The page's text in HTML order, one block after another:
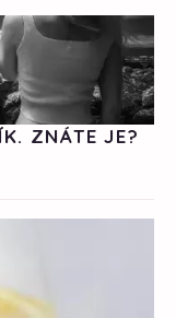
ZNÁTE JE?